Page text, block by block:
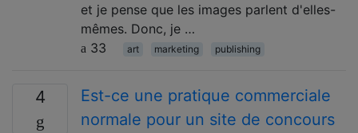
et je pense que les images parlent d'elles-
mêmes. Donc, je …
33
art marketing publishing
4
Est-ce une pratique commerciale
normale pour un site de concours